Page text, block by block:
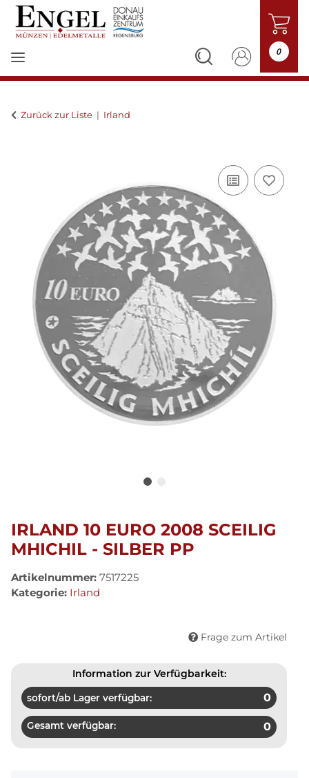
0
Zurück zur Liste Irland
IRLAND 10 EURO 2008 SCEILIG
MHICHIL - SILBER PP
Artikelnummer: 7517225
Kategorie: Irland
Frage zum Artikel
Information zur Verfügbarkeit:
sofort/ab Lager verfügbar: 0
Gesamt verfügbar: 0